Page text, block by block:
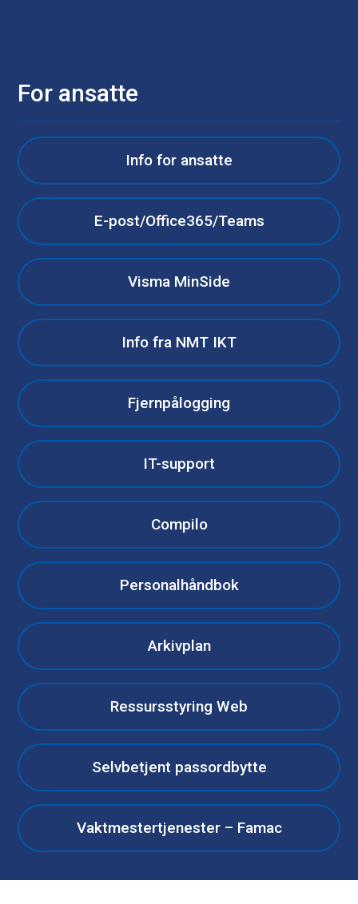
For ansatte
Info for ansatte
E-post/Office365/Teams
Visma MinSide
Info fra NMT IKT
Fjernpålogging
IT-support
Compilo
Personalhåndbok
Arkivplan
Ressursstyring Web
Selvbetjent passordbytte
Vaktmestertjenester – Famac